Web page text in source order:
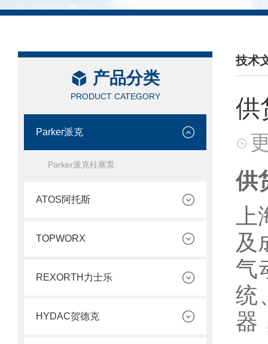
产品分类
PRODUCT CATEGORY
Parker派克
Parker派克柱塞泵
ATOS阿托斯
TOPWORX
REXORTH力士乐
HYDAC贺德克
技术
/
供
供
及
气
统
器